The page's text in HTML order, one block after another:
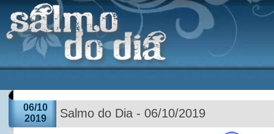
06/10
2019
Salmo do Dia - 06/10/2019